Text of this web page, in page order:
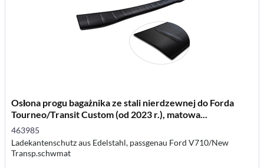
Osłona progu bagażnika ze stali nierdzewnej do Forda
Tourneo/Transit Custom (od 2023 r.), matowa...
463985
Ladekantenschutz aus Edelstahl, passgenau Ford V710/New
Transp.schwmat